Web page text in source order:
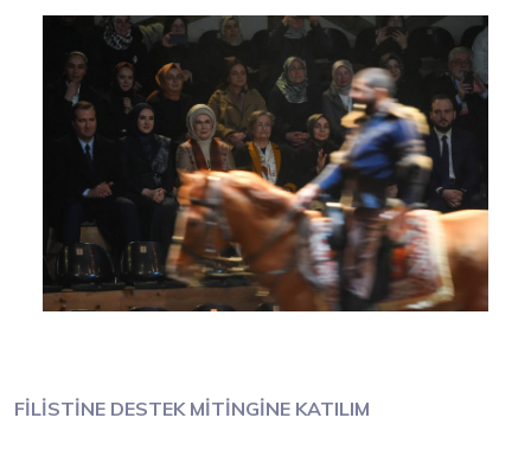
FİLİSTİNE DESTEK MİTİNGİNE KATILIM